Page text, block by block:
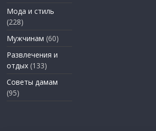
Мода и стиль
(228)
Мужчинам (60)
Развлечения и
отдых (133)
Советы дамам
(95)